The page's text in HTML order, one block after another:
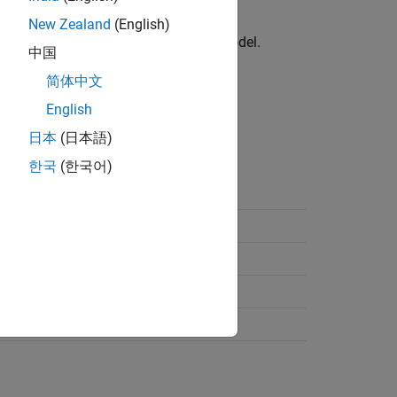
the time taken to build the model.
New Zealand (English)
中国
简体中文
English
日本 (日本語)
한국 (한국어)